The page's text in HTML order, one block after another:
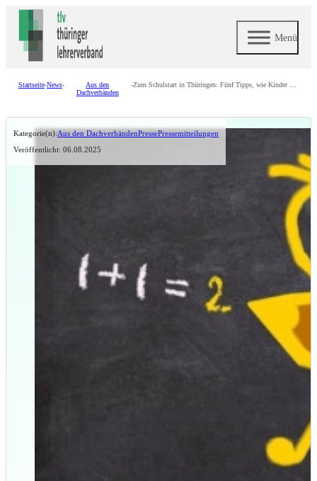
Menü
Startseite-News-
Aus den
Dachverbänden
-
Kategorie(n):Aus den DachverbändenPressePressemitteilungen
Veröffentlicht: 06.08.2025